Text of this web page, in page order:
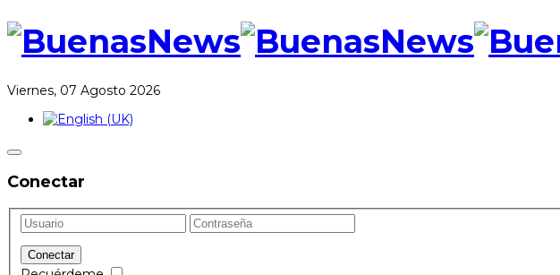
Viernes, 07 Agosto 2026
Conectar